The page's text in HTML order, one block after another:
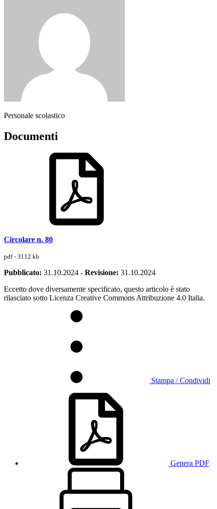
Personale scolastico
Documenti
Circolare n. 80
pdf - 3112 kb
Pubblicato: 31.10.2024 - Revisione: 31.10.2024
Eccetto dove diversamente specificato, questo articolo è stato
rilasciato sotto Licenza Creative Commons Attribuzione 4.0 Italia.
Stampa / Condividi
Genera PDF